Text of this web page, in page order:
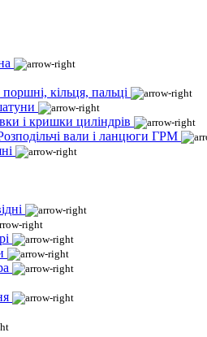
кільця, пальці
і кришки циліндрів
вали і ланцюги ГРМ